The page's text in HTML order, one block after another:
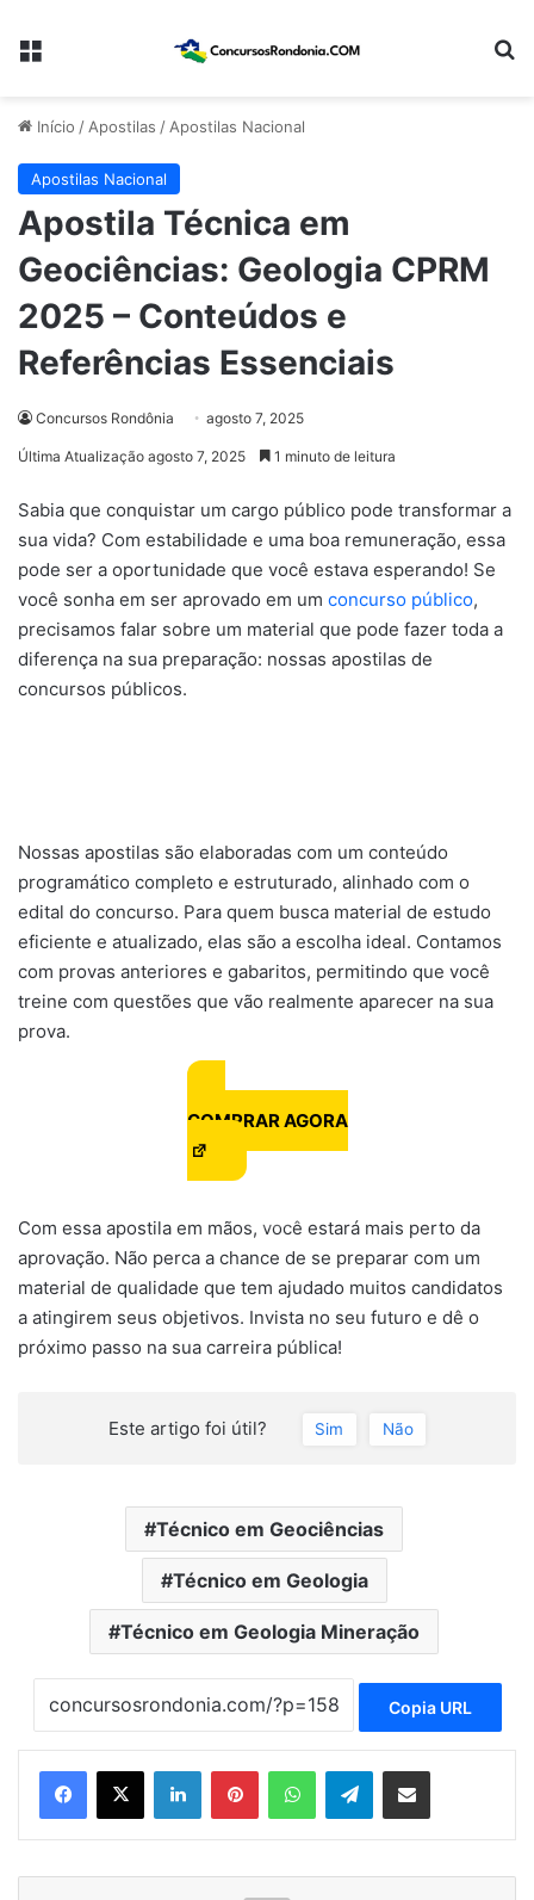
Menu
Início /Apostilas /Apostilas Nacional
Apostilas Nacional
Apostila Técnica em
Geociências: Geologia CPRM
2025 – Conteúdos e
Referências Essenciais
Concursos Rondônia agosto 7, 2025
Última Atualização agosto 7, 2025 1 minuto de leitura
Sabia que conquistar um cargo público pode transformar a
sua vida? Com estabilidade e uma boa remuneração, essa
pode ser a oportunidade que você estava esperando! Se
você sonha em ser aprovado em um concurso público,
precisamos falar sobre um material que pode fazer toda a
diferença na sua preparação: nossas apostilas de
concursos públicos.
Nossas apostilas são elaboradas com um conteúdo
programático completo e estruturado, alinhado com o
edital do concurso. Para quem busca material de estudo
eficiente e atualizado, elas são a escolha ideal. Contamos
com provas anteriores e gabaritos, permitindo que você
treine com questões que vão realmente aparecer na sua
prova.
COMPRAR AGORA
Com essa apostila em mãos, você estará mais perto da
aprovação. Não perca a chance de se preparar com um
material de qualidade que tem ajudado muitos candidatos
a atingirem seus objetivos. Invista no seu futuro e dê o
próximo passo na sua carreira pública!
Este artigo foi útil? Sim Não
Técnico em Geociências
Técnico em Geologia
Técnico em Geologia Mineração
Copia URL
LinkedinPinterestWhatsAppTelegramCompartilhar via e-mail